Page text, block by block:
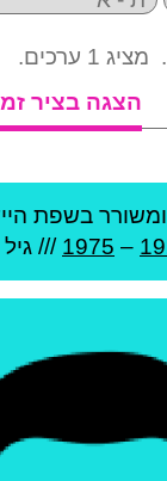
מציג 1 ערכים.
הצגה בציר
בשפת
–
1975 /// גיל